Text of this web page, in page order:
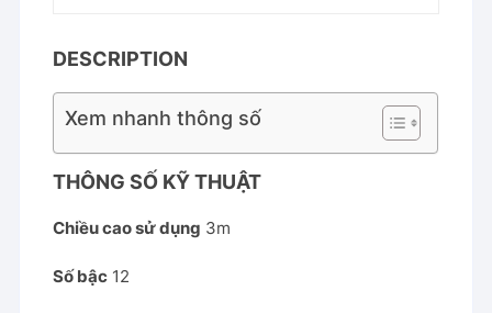
DESCRIPTION
Xem nhanh thông số
THÔNG SỐ KỸ THUẬT
Chiều cao sử dụng 3m
Số bậc 12